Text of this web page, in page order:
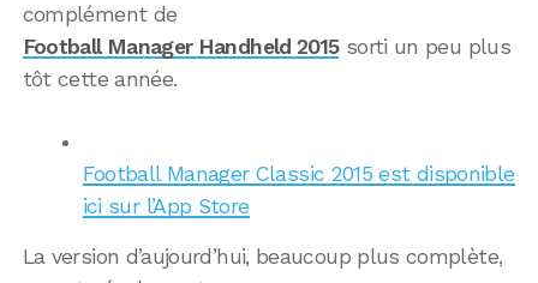
complément de
Football Manager Handheld 2015sorti un peu plus
tôt cette année.
Football Manager Classic 2015 est disponible
ici sur l’App Store
La version d’aujourd’hui, beaucoup plus complète,